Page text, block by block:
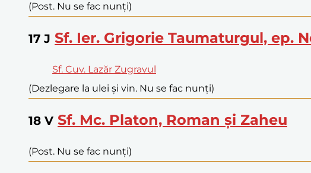
(Post. Nu se fac nunți)
17 J Sf. Ier. Grigorie Taumaturgul, ep.
Sf. Cuv. Lazăr Zugravul
(Dezlegare la ulei și vin. Nu se fac nunți)
18 V Sf. Mc. Platon, Roman și Zaheu
(Post. Nu se fac nunți)